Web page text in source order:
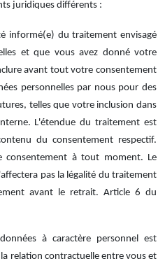
juridiques différents :
informé(e) du traitement envisagé
et que vous avez donné votre
avant tout votre consentement
personnelles par nous pour des
telles que votre inclusion dans
L'étendue du traitement est
du consentement respectif.
consentement à tout moment. Le
pas la légalité du traitement
avant le retrait. Article 6 du
à caractère personnel est
relation contractuelle entre vous et